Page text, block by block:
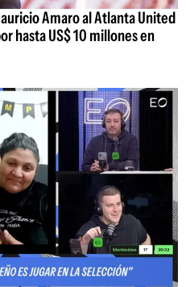
Amaro al Atlanta United
hasta US$ 10 millones en